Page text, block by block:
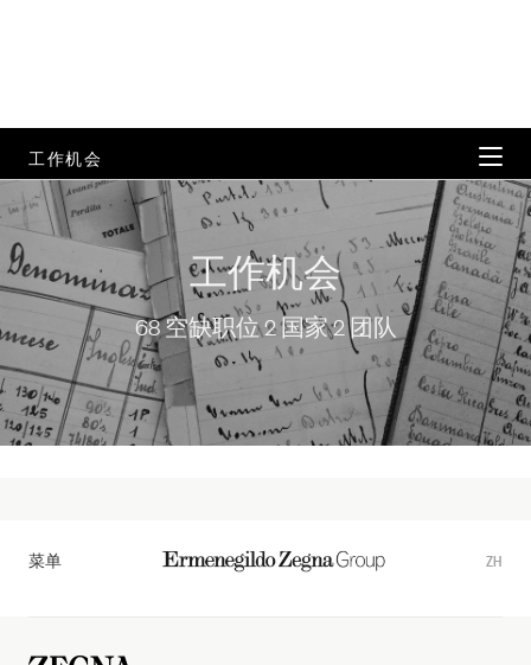
菜单 ZH
工作机会
在 ZEGNA 工作
所有团队
公司位置
常见问题解答
工作机会
68 空缺职位 2 国家 2 团队